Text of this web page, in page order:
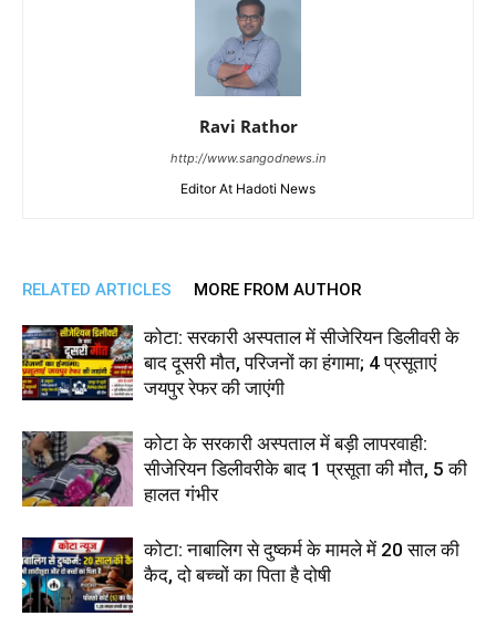
Ravi Rathor
http://www.sangodnews.in
Editor At Hadoti News
RELATED ARTICLES MORE FROM AUTHOR
कोटा: सरकारी अस्पताल में सीजेरियन डिलीवरी के
बाद दूसरी मौत, परिजनों का हंगामा; 4 प्रसूताएं
जयपुर रेफर की जाएंगी
कोटा के सरकारी अस्पताल में बड़ी लापरवाही:
सीजेरियन डिलीवरीके बाद 1 प्रसूता की मौत, 5 की
हालत गंभीर
कोटा: नाबालिग से दुष्कर्म के मामले में 20 साल की
कैद, दो बच्चों का पिता है दोषी